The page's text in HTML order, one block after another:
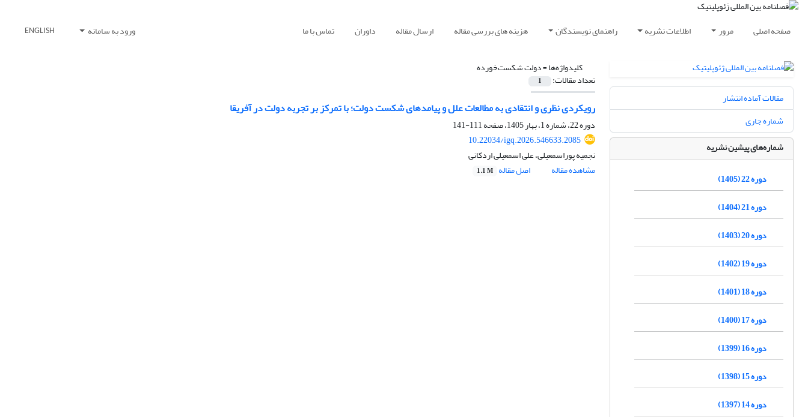
صفحه اصلی مرور اطلاعات نشریه راهنمای نویسندگان هزینه های بررسی مقاله ارسال مقاله داوران تماس با ما ورود به سامانه ENGLISH
کلیدواژه‌ها =دولت شکست‌خورده
تعداد مقالات: 1
رویکردی نظری و انتقادی به مطالعات علل و پیامدهای شکست ‌دولت؛ با تمرکز بر تجربه دولت‌ در آفریقا
دوره 22، شماره 1، بهار 1405، صفحه
111-141
10.22034/igq.2026.546633.2085
نجمیه پوراسمعیلی، علی اسمعیلی اردکانی
مشاهده مقاله
اصل مقاله 1.1 M
مقالات آماده انتشار
شماره جاری
شماره‌های پیشین نشریه
دوره 22 (1405)
دوره 21 (1404)
دوره 20 (1403)
دوره 19 (1402)
دوره 18 (1401)
دوره 17 (1400)
دوره 16 (1399)
دوره 15 (1398)
دوره 14 (1397)